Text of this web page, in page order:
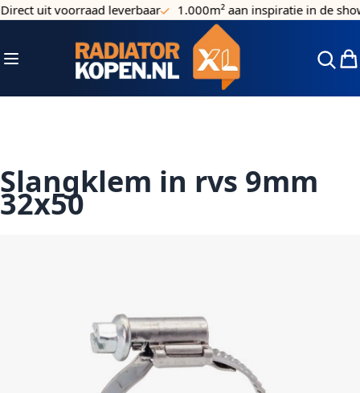
Ga naar de inhoud
uit voorraad leverbaar 1.000m² aan inspiratie in de
Toggle Nav
Slangklem in rvs 9mm
32x50